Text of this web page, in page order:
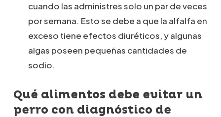
cuando las administres solo un par de veces
por semana. Esto se debe a que la alfalfa en
exceso tiene efectos diuréticos, y algunas
algas poseen pequeñas cantidades de
sodio.
Qué alimentos debe evitar un
perro con diagnóstico de